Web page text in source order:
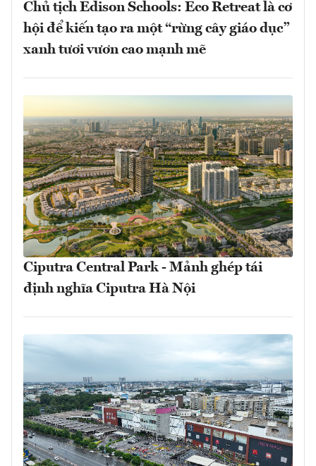
Chủ tịch Edison Schools: Eco Retreat là cơ
hội để kiến tạo ra một “rừng cây giáo dục”
xanh tươi vươn cao mạnh mẽ
Ciputra Central Park - Mảnh ghép tái
định nghĩa Ciputra Hà Nội